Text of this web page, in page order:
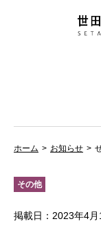
ホーム お知らせ
その他
掲載日 ：2023年4月